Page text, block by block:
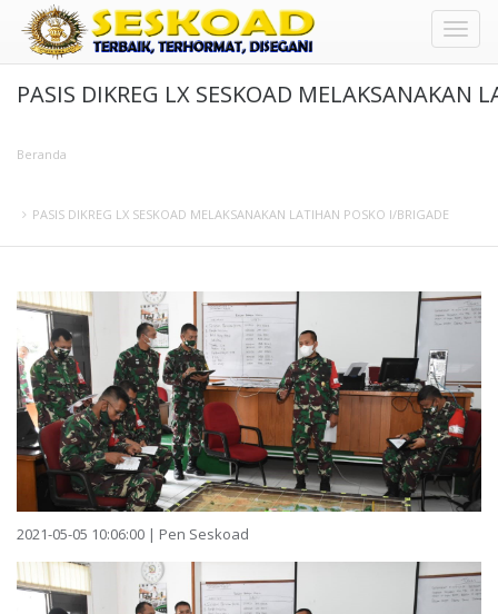
Toggle
PASIS DIKREG LX SESKOAD MELAKSANAKAN
Beranda
PASIS DIKREG LX SESKOAD MELAKSANAKAN LATIHAN POSKO I/BRIGADE
2021-05-05 10:06:00 | Pen Seskoad